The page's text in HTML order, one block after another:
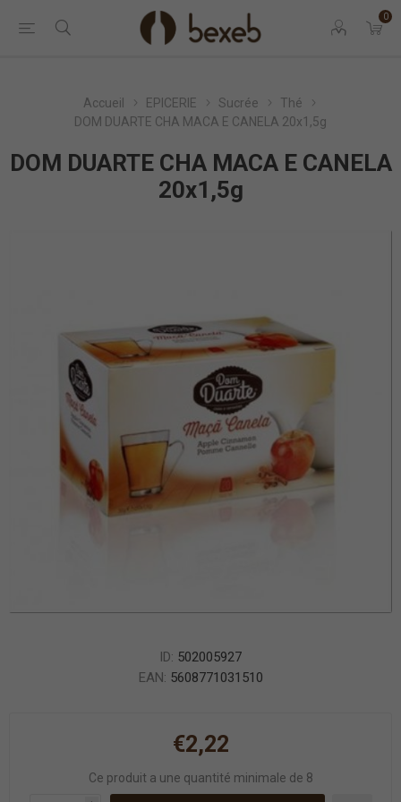
0
Accueil EPICERIE Sucrée
Thé
DOM DUARTE CHA MACA E CANELA 20x1,5g
DOM DUARTE CHA MACA E CANELA
20x1,5g
ID: 502005927
EAN: 5608771031510
€2,22
Ce produit a une quantité minimale de 8